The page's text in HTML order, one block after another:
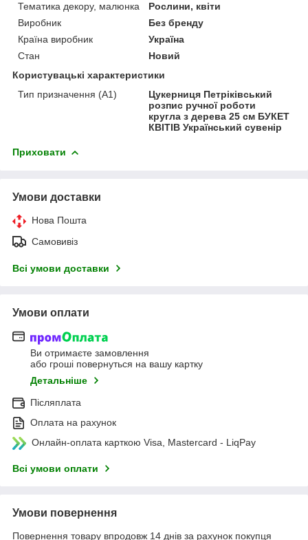
Тематика декору, малюнка
Рослини, квіти
Виробник
Без бренду
Країна виробник
Україна
Стан
Новий
Користувацькі характеристики
Тип призначення (А1)
Цукерниця Петріківський
розпис ручної роботи
кругла з дерева 25 см БУКЕТ
КВІТІВ Український сувенір
Приховати
Умови доставки
Нова Пошта
Самовивіз
Всі умови доставки
Умови оплати
Ви отримаєте замовлення
або гроші повернуться на вашу картку
Детальніше
Післяплата
Оплата на рахунок
Онлайн-оплата карткою Visa, Mastercard - LiqPay
Всі умови оплати
Умови повернення
Повернення товару впродовж 14 днів за рахунок покупця